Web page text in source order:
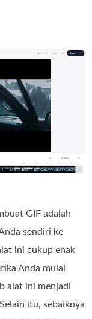
GIF adalah
sendiri ke
ini cukup enak
Anda mulai
alat ini menjadi
itu, sebaiknya